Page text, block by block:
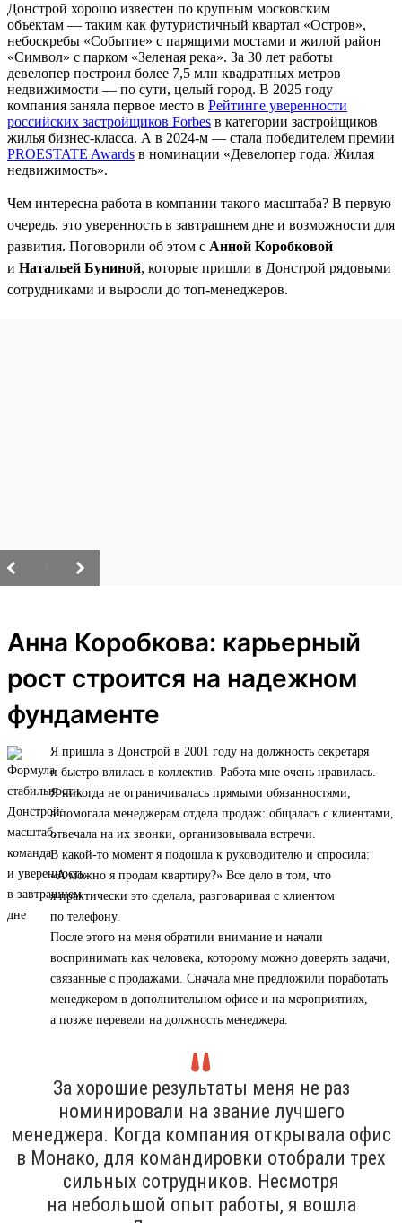
Донстрой хорошо известен по крупным московским
объектам — таким как футуристичный квартал «Остров»,
небоскребы «Событие» с парящими мостами и жилой район
«Символ» с парком «Зеленая река». За 30 лет работы
девелопер построил более 7,5 млн квадратных метров
недвижимости — по сути, целый город. В 2025 году
компания заняла первое место в Рейтинге уверенности
российских застройщиков Forbes в категории застройщиков
жилья бизнес-класса. А в 2024-м — стала победителем премии
PROESTATE Awards в номинации «Девелопер года. Жилая
недвижимость».
Чем интересна работа в компании такого масштаба? В первую
очередь, это уверенность в завтрашнем дне и возможности для
развития. Поговорили об этом с Анной Коробковой
и Натальей Буниной, которые пришли в Донстрой рядовыми
сотрудниками и выросли до топ-менеджеров.
Анна Коробкова: карьерный
рост строится на надежном
фундаменте
Я пришла в Донстрой в 2001 году на должность секретаря
и быстро влилась в коллектив. Работа мне очень нравилась.
Я никогда не ограничивалась прямыми обязанностями,
а помогала менеджерам отдела продаж: общалась с клиентами,
отвечала на их звонки, организовывала встречи.
В какой-то момент я подошла к руководителю и спросила:
«А можно я продам квартиру?» Все дело в том, что
я практически это сделала, разговаривая с клиентом
по телефону.
После этого на меня обратили внимание и начали
воспринимать как человека, которому можно доверять задачи,
связанные с продажами. Сначала мне предложили поработать
менеджером в дополнительном офисе и на мероприятиях,
а позже перевели на должность менеджера.
За хорошие результаты меня не раз
номинировали на звание лучшего
менеджера. Когда компания открывала офис
в Монако, для командировки отобрали трех
сильных сотрудников. Несмотря
на небольшой опыт работы, я вошла